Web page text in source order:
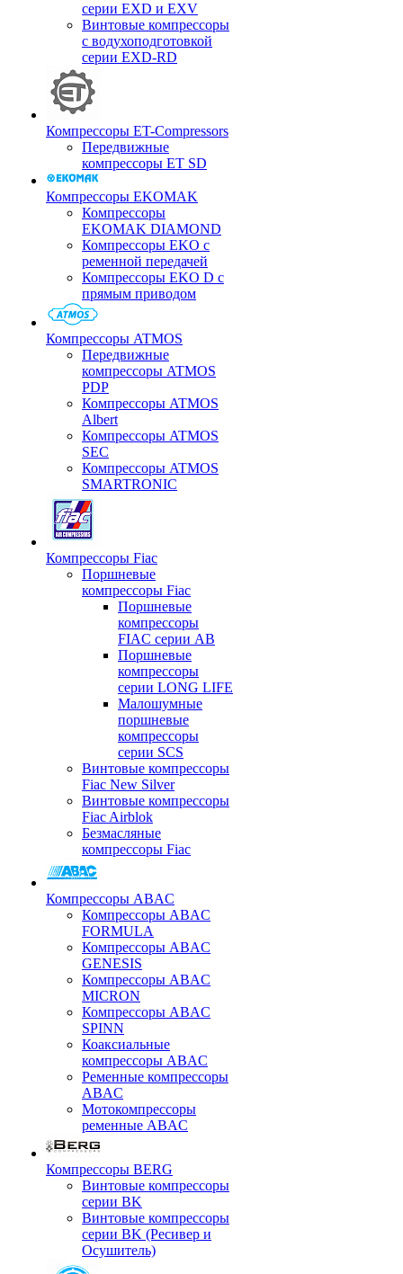
серии EXD и EXV
Винтовые компрессоры
с водухоподготовкой
серии EXD-RD
Компрессоры ET-Compressors
Передвижные
компрессоры ET SD
Компрессоры EKOMAK
Компрессоры
EKOMAK DIAMOND
Компрессоры EKO c
ременной передачей
Компрессоры EKO D с
прямым приводом
Компрессоры ATMOS
Передвижные
компрессоры ATMOS
PDP
Компрессоры ATMOS
Albert
Компрессоры ATMOS
SEC
Компрессоры ATMOS
SMARTRONIC
Компрессоры Fiac
Поршневые
компрессоры Fiac
Поршневые
компрессоры
FIAC серии AB
Поршневые
компрессоры
серии LONG LIFE
Малошумные
поршневые
компрессоры
серии SCS
Винтовые компрессоры
Fiac New Silver
Винтовые компрессоры
Fiac Airblok
Безмасляные
компрессоры Fiac
Компрессоры ABAC
Компрессоры ABAC
FORMULA
Компрессоры ABAC
GENESIS
Компрессоры ABAC
MICRON
Компрессоры ABAC
SPINN
Коаксиальные
компрессоры ABAC
Ременные компрессоры
ABAC
Мотокомпрессоры
ременные ABAC
Компрессоры BERG
Винтовые компрессоры
серии BK
Винтовые компрессоры
серии BK (Ресивер и
Осушитель)